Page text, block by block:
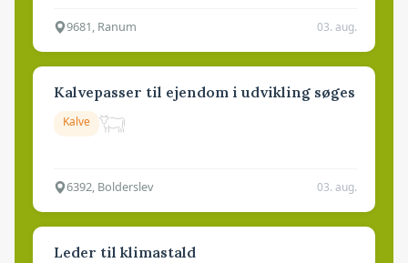
9681, Ranum 03. aug.
Kalvepasser til ejendom i udvikling søges
Kalve
6392, Bolderslev 03. aug.
Leder til klimastald